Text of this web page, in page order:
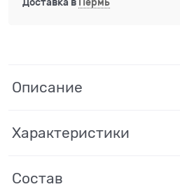
Описание
Характеристики
Состав